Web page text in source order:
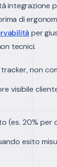
integrazione
di
per
tecnici.
non
visibile
(es. 20% per
esito